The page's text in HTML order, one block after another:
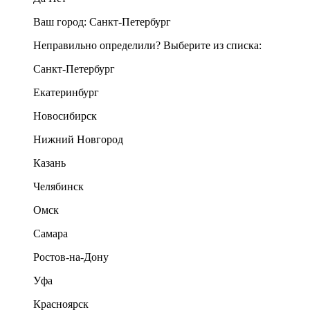
Ваш город: Санкт-Петербург
Неправильно определили? Выберите из списка:
Санкт-Петербург
Екатеринбург
Новосибирск
Нижний Новгород
Казань
Челябинск
Омск
Самара
Ростов-на-Дону
Уфа
Красноярск